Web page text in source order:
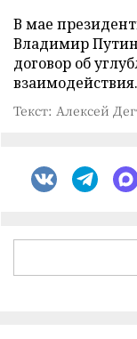
В мае
Владимир
договор об
взаимодействия.
Текст: Алексей